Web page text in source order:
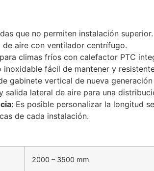
que no permiten instalación superior.
de aire con ventilador centrífugo.
climas fríos con calefactor PTC
inoxidable fácil de mantener y
gabinete vertical de nueva
salida lateral de aire para una
Es posible personalizar la longitud
de cada instalación.
2000 – 3500 mm